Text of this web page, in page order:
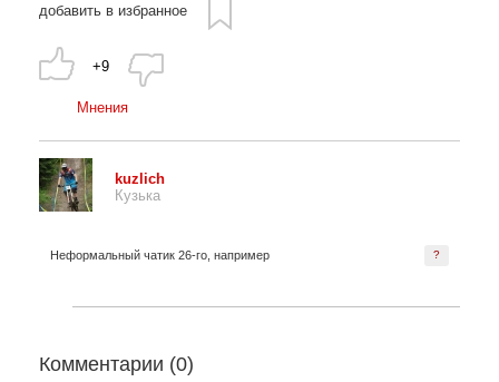
добавить в избранное
+9
Мнения
kuzlich
Кузька
?
Неформальный чатик 26-го, например
Комментарии (0)